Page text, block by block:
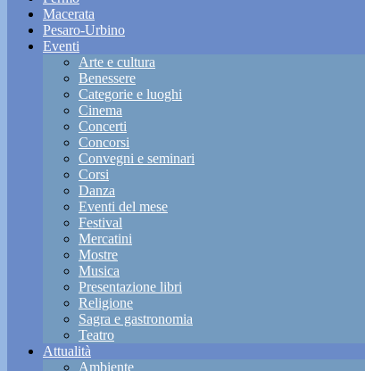
Macerata
Pesaro-Urbino
Eventi
Arte e cultura
Benessere
Categorie e luoghi
Cinema
Concerti
Concorsi
Convegni e seminari
Corsi
Danza
Eventi del mese
Festival
Mercatini
Mostre
Musica
Presentazione libri
Religione
Sagra e gastronomia
Teatro
Attualità
Ambiente